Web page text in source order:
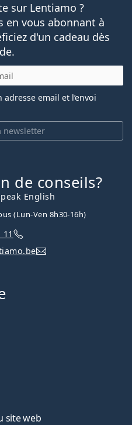
sur Lentiamo ?
en vous abonnant à
d'un cadeau dès
newsletter
adresse email et l’envoi
de conseils?
English
(Lun-Ven 8h30-16h)
site web